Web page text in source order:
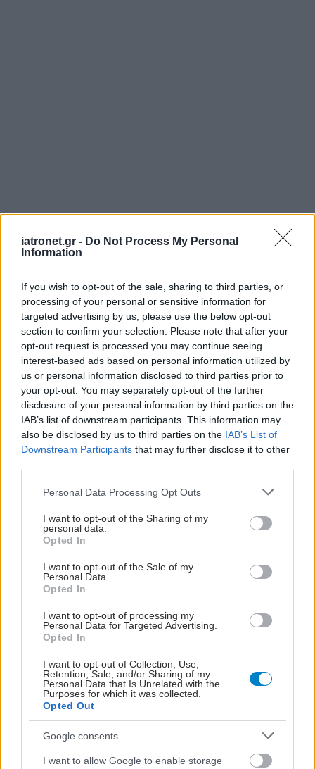
iatronet.gr - Do Not Process My Personal
Information
If you wish to opt-out of the sale, sharing to third parties, or
processing of your personal or sensitive information for
targeted advertising by us, please use the below opt-out
section to confirm your selection. Please note that after your
opt-out request is processed you may continue seeing
interest-based ads based on personal information utilized by
us or personal information disclosed to third parties prior to
your opt-out. You may separately opt-out of the further
disclosure of your personal information by third parties on the
IAB’s list of downstream participants. This information may
also be disclosed by us to third parties on the IAB’s List of
Downstream Participants that may further disclose it to other
Please note that this website/app uses one or more Google
not limited to your visit or usage behaviour. You may click to
grant or deny consent to Google and its third-party tags to
use your data for below specified purposes in below Google
consent section.
Personal Data Processing Opt Outs
I want to opt-out of the Sharing of my
personal data.
Opted In
I want to opt-out of the Sale of my
Personal Data.
Opted In
I want to opt-out of processing my
Personal Data for Targeted Advertising.
Opted In
I want to opt-out of Collection, Use,
Retention, Sale, and/or Sharing of my
Personal Data that Is Unrelated with the
Purposes for which it was collected.
Opted Out
Google consents
I want to allow Google to enable storage